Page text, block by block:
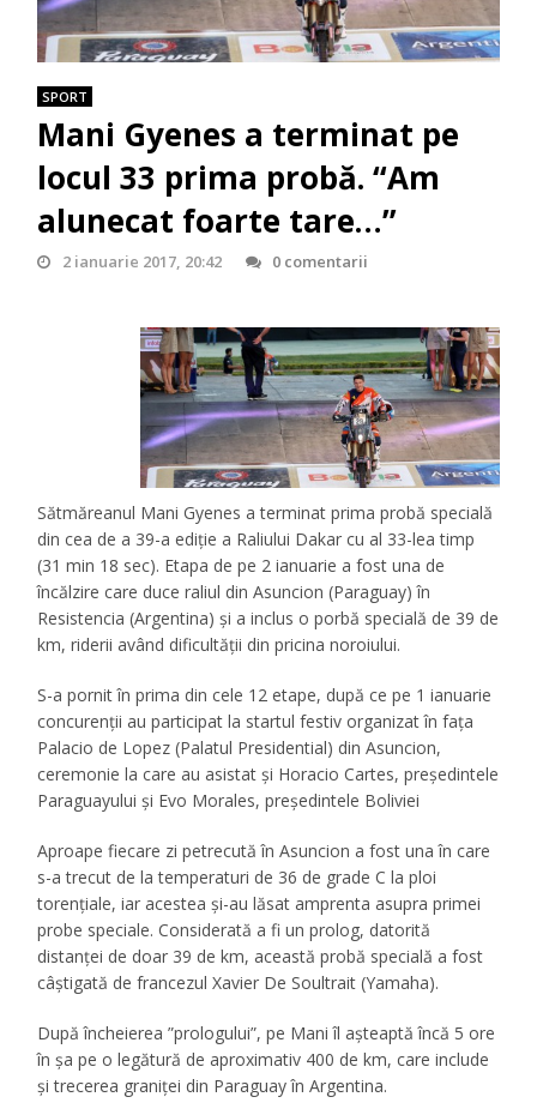
SPORT
Mani Gyenes a terminat pe
locul 33 prima probă. “Am
alunecat foarte tare…”
2 ianuarie 2017, 20:42 0 comentarii
Sătmăreanul Mani Gyenes a terminat prima probă specială
din cea de a 39-a ediție a Raliului Dakar cu al 33-lea timp
(31 min 18 sec). Etapa de pe 2 ianuarie a fost una de
încălzire care duce raliul din Asuncion (Paraguay) în
Resistencia (Argentina) și a inclus o porbă specială de 39 de
km, riderii având dificultății din pricina noroiului.
S-a pornit în prima din cele 12 etape, după ce pe 1 ianuarie
concurenții au participat la startul festiv organizat în fața
Palacio de Lopez (Palatul Presidential) din Asuncion,
ceremonie la care au asistat și Horacio Cartes, președintele
Paraguayului și Evo Morales, președintele Boliviei
Aproape fiecare zi petrecută în Asuncion a fost una în care
s-a trecut de la temperaturi de 36 de grade C la ploi
torențiale, iar acestea și-au lăsat amprenta asupra primei
probe speciale. Considerată a fi un prolog, datorită
distanței de doar 39 de km, această probă specială a fost
câștigată de francezul Xavier De Soultrait (Yamaha).
După încheierea ”prologului”, pe Mani îl așteaptă încă 5 ore
în șa pe o legătură de aproximativ 400 de km, care include
și trecerea graniței din Paraguay în Argentina.